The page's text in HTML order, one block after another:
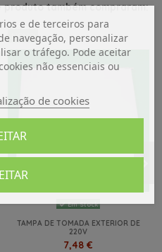
produto também compraram:
NOVO
Em Stock
TAMPA DE TOMADA EXTERIOR DE
220V
7,48 €
e de terceiros para
navegação, personalizar
o tráfego. Pode aceitar
não essenciais ou
de cookies